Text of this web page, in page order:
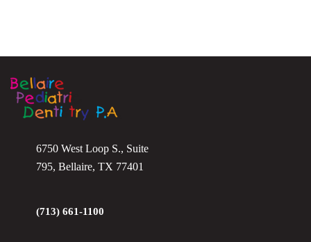
6750 West Loop S., Suite
795, Bellaire, TX 77401
(713) 661-1100